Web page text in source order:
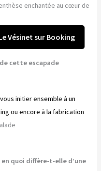
enchantée au cœur de
Vésinet sur Booking
cette escapade
vous initier ensemble à un
ou encore à la fabrication
en quoi diffère-t-elle d’une